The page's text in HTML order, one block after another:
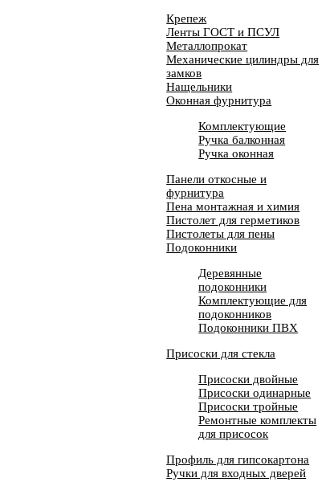
Крепеж
Ленты ГОСТ и ПСУЛ
Металлопрокат
Механические цилиндры для
замков
Нащельники
Оконная фурнитура
Комплектующие
Ручка балконная
Ручка оконная
Панели откосные и
фурнитура
Пена монтажная и химия
Пистолет для герметиков
Пистолеты для пены
Подоконники
Деревянные
подоконники
Комплектующие для
подоконников
Подоконники ПВХ
Присоски для стекла
Присоски двойные
Присоски одинарные
Присоски тройные
Ремонтные комплекты
для присосок
Профиль для гипсокартона
Ручки для входных дверей